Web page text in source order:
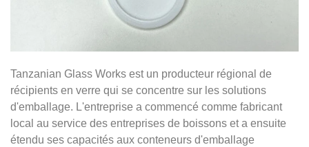
Tanzanian Glass Works est un producteur régional de
récipients en verre qui se concentre sur les solutions
d'emballage. L'entreprise a commencé comme fabricant
local au service des entreprises de boissons et a ensuite
étendu ses capacités aux conteneurs d'emballage